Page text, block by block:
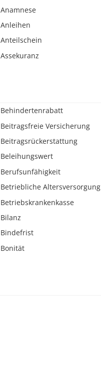
Anamnese
Anleihen
Anteilschein
Assekuranz
Behindertenrabatt
Beitragsfreie Versicherung
Beitragsrückerstattung
Beleihungswert
Berufsunfähigkeit
Betriebliche Altersversorgung
Betriebskrankenkasse
Bilanz
Bindefrist
Bonität